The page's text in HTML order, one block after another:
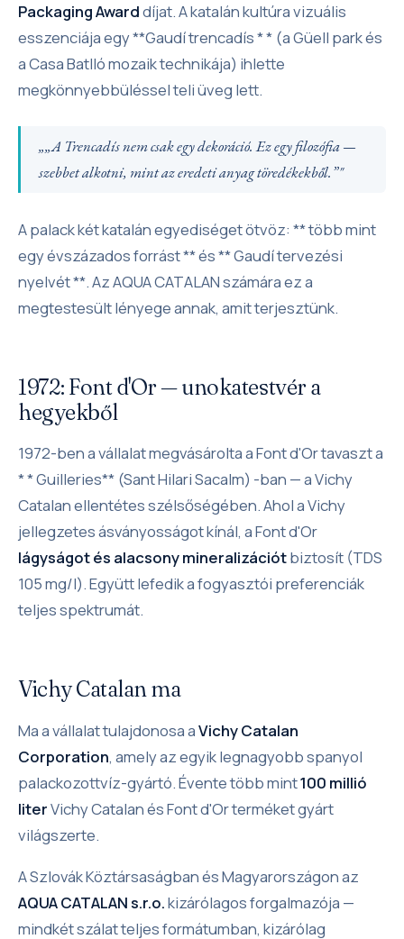
Packaging Awarddíjat. A katalán kultúra vizuális
esszenciája egy **Gaudí trencadís * * (a Güell park és
a Casa Batlló mozaik technikája) ihlette
megkönnyebbüléssel teli üveg lett.
„„A Trencadís nem csak egy dekoráció. Ez egy filozófia —
szebbet alkotni, mint az eredeti anyag töredékekből.”"
A palack két katalán egyediséget ötvöz: ** több mint
egy évszázados forrást ** és ** Gaudí tervezési
nyelvét **. Az AQUA CATALAN számára ez a
megtestesült lényege annak, amit terjesztünk.
1972: Font d'Or — unokatestvér a
hegyekből
1972-ben a vállalat megvásárolta a Font d'Or tavaszt a
* * Guilleries** (Sant Hilari Sacalm) -ban — a Vichy
Catalan ellentétes szélsőségében. Ahol a Vichy
jellegzetes ásványosságot kínál, a Font d'Or
lágyságot és alacsony mineralizációtbiztosít (TDS
105 mg/l). Együtt lefedik a fogyasztói preferenciák
teljes spektrumát.
Vichy Catalan ma
Ma a vállalat tulajdonosa aVichy Catalan
Corporation, amely az egyik legnagyobb spanyol
palackozottvíz-gyártó. Évente több mint100 millió
literVichy Catalan és Font d'Or terméket gyárt
világszerte.
A Szlovák Köztársaságban és Magyarországon az
AQUA CATALAN s.r.o.kizárólagos forgalmazója —
mindkét szálat teljes formátumban, kizárólag